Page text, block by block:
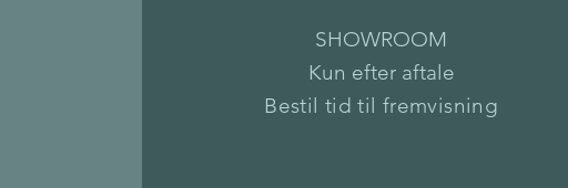
SHOWROOM
Kun efter aftale
Bestil tid til fremvisning